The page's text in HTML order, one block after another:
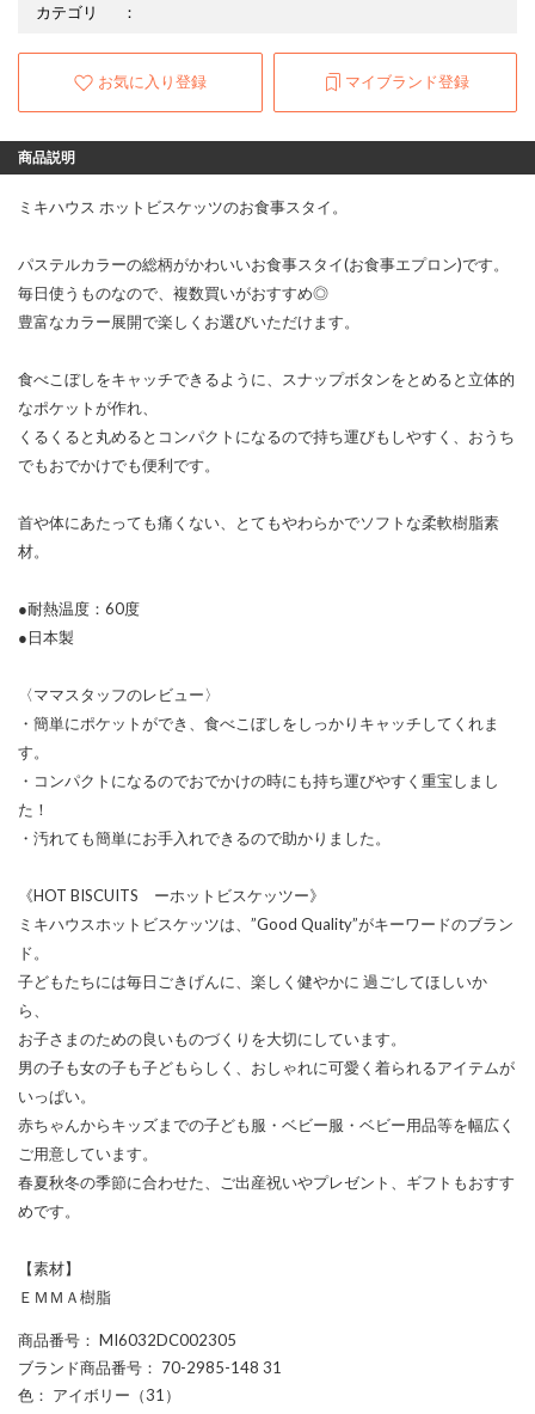
カテゴリ
：
お気に入り登録 マイブランド登録
商品説明
ミキハウス ホットビスケッツのお食事スタイ。
パステルカラーの総柄がかわいいお食事スタイ(お食事エプロン)です。
毎日使うものなので、複数買いがおすすめ◎
豊富なカラー展開で楽しくお選びいただけます。
食べこぼしをキャッチできるように、スナップボタンをとめると立体的
なポケットが作れ、
くるくると丸めるとコンパクトになるので持ち運びもしやすく、おうち
でもおでかけでも便利です。
首や体にあたっても痛くない、とてもやわらかでソフトな柔軟樹脂素
材。
●耐熱温度：60度
●日本製
〈ママスタッフのレビュー〉
・簡単にポケットができ、食べこぼしをしっかりキャッチしてくれま
す。
・コンパクトになるのでおでかけの時にも持ち運びやすく重宝しまし
た！
・汚れても簡単にお手入れできるので助かりました。
《HOT BISCUITS ーホットビスケッツー》
ミキハウスホットビスケッツは、”Good Quality”がキーワードのブラン
ド。
子どもたちには毎日ごきげんに、楽しく健やかに 過ごしてほしいか
ら、
お子さまのための良いものづくりを大切にしています。
男の子も女の子も子どもらしく、おしゃれに可愛く着られるアイテムが
いっぱい。
赤ちゃんからキッズまでの子ども服・ベビー服・ベビー用品等を幅広く
ご用意しています。
春夏秋冬の季節に合わせた、ご出産祝いやプレゼント、ギフトもおすす
めです。
【素材】
ＥＭＭＡ樹脂
商品番号 ： MI6032DC002305
ブランド商品番号 ： 70-2985-148 31
色 ： アイボリー（31）